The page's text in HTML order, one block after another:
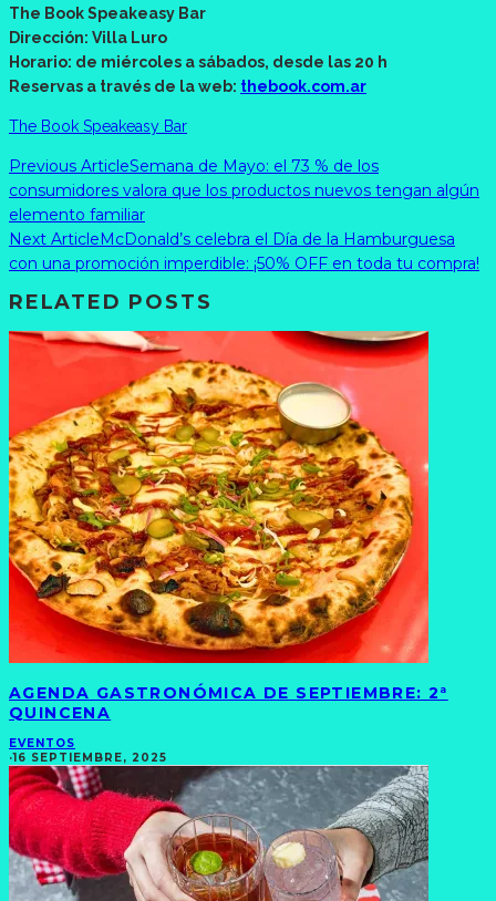
The Book Speakeasy Bar
Dirección: Villa Luro
Horario: de miércoles a sábados, desde las 20 h
Reservas a través de la web: thebook.com.ar
The Book Speakeasy Bar
Previous ArticleSemana de Mayo: el 73 % de los
consumidores valora que los productos nuevos tengan algún
elemento familiar
Next ArticleMcDonald’s celebra el Día de la Hamburguesa
con una promoción imperdible: ¡50% OFF en toda tu compra!
RELATED POSTS
AGENDA GASTRONÓMICA DE SEPTIEMBRE: 2ª
QUINCENA
EVENTOS
·16 SEPTIEMBRE, 2025